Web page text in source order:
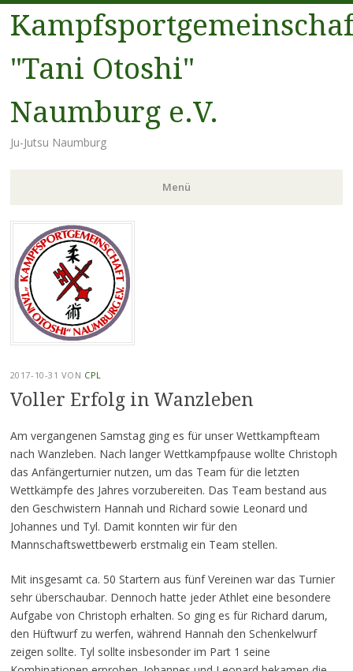
"Tani Otoshi"
Naumburg e.V.
Ju-Jutsu Naumburg
Menü
Zum
Inhalt
springen
2017-10-31 VON CPL
Voller Erfolg in Wanzleben
Am vergangenen Samstag ging es für unser Wettkampfteam
nach Wanzleben. Nach langer Wettkampfpause wollte Christoph
das Anfängerturnier nutzen, um das Team für die letzten
Wettkämpfe des Jahres vorzubereiten. Das Team bestand aus
den Geschwistern Hannah und Richard sowie Leonard und
Johannes und Tyl. Damit konnten wir für den
Mannschaftswettbewerb erstmalig ein Team stellen.
Mit insgesamt ca. 50 Startern aus fünf Vereinen war das Turnier
sehr überschaubar. Dennoch hatte jeder Athlet eine besondere
Aufgabe von Christoph erhalten. So ging es für Richard darum,
den Hüftwurf zu werfen, während Hannah den Schenkelwurf
zeigen sollte. Tyl sollte insbesonder im Part 1 seine